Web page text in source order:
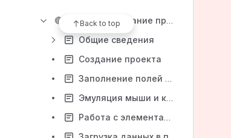
Back to top
🔴
Запись и создание проектов
Общие сведения
Создание проекта
Заполнение полей и форм
Эмуляция мыши и клавиатуры
Работа с элементами веб-страниц